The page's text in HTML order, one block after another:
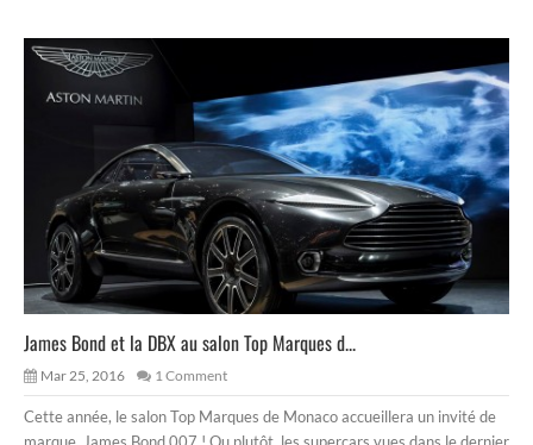
James Bond et la DBX au salon Top Marques d...
Mar 25, 2016 1 Comment
Cette année, le salon Top Marques de Monaco accueillera un invité de
marque, James Bond 007 ! Ou plutôt, les supercars vues dans le dernier